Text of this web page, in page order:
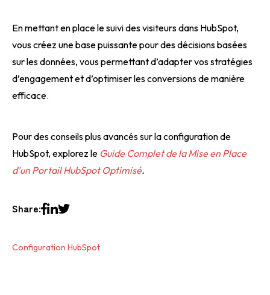
En mettant en place le suivi des visiteurs dans HubSpot,
vous créez une base puissante pour des décisions basées
sur les données, vous permettant d’adapter vos stratégies
d’engagement et d’optimiser les conversions de manière
efficace.
Pour des conseils plus avancés sur la configuration de
HubSpot, explorez le Guide Complet de la Mise en Place
d'un Portail HubSpot Optimisé.
Share:
Configuration HubSpot